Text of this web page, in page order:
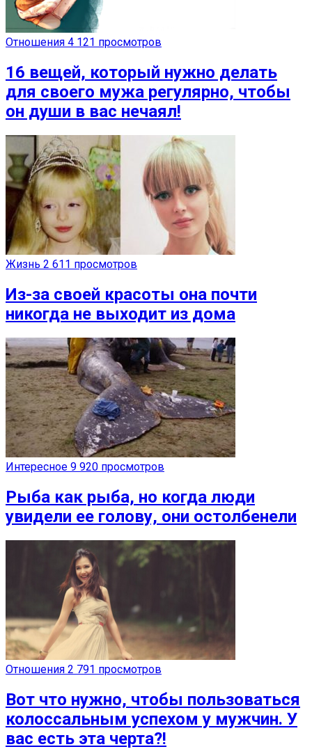
Отношения 4 121 просмотров
16 вещей, который нужно делать
для своего мужа регулярно, чтобы
он души в вас нечаял!
Жизнь 2 611 просмотров
Из-за своей красоты она почти
никогда не выходит из дома
Интересное 9 920 просмотров
Рыба как рыба, но когда люди
увидели ее голову, они остолбенели
Отношения 2 791 просмотров
Вот что нужно, чтобы пользоваться
колоссальным успехом у мужчин. У
вас есть эта черта?!